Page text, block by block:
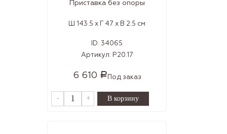
Приставка без опоры
Ш 143.5 x Г 47 x В 2.5 см
ID: 34065
Артикул: Р20.17
6 610 РПод заказ
- +